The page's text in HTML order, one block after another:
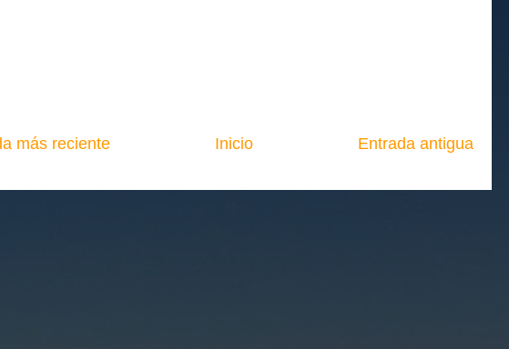
más reciente Entrada antigua
Inicio